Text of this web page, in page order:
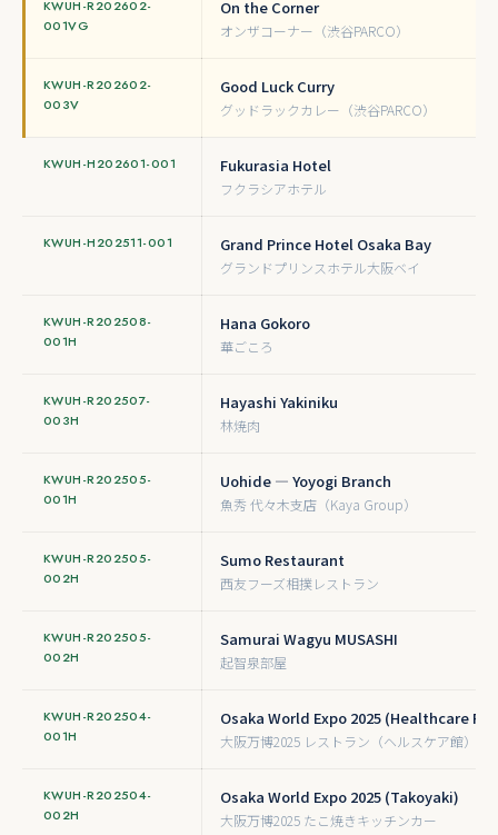
KWUH-R202602-
001VG
On the Corner
オンザコーナー（渋谷PARCO）
KWUH-R202602-
003V
Good Luck Curry
グッドラックカレー（渋谷PARCO）
KWUH-H202601-001 Fukurasia Hotel
フクラシアホテル
KWUH-H202511-001 Grand Prince Hotel Osaka Bay
グランドプリンスホテル大阪ベイ
KWUH-R202508-
001H
Hana Gokoro
華ごころ
KWUH-R202507-
003H
Hayashi Yakiniku
林焼肉
KWUH-R202505-
001H
Uohide — Yoyogi Branch
魚秀 代々木支店（Kaya Group）
KWUH-R202505-
002H
Sumo Restaurant
西友フーズ相撲レストラン
KWUH-R202505-
002H
Samurai Wagyu MUSASHI
起智泉部屋
KWUH-R202504-
001H
Osaka World Expo 2025 (Healthcare
大阪万博2025 レストラン（ヘルスケア館）
KWUH-R202504-
002H
Osaka World Expo 2025 (Takoyaki)
大阪万博2025 たこ焼きキッチンカー